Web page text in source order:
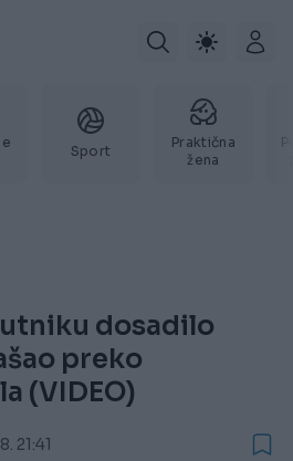
Sport
Praktična
žena
dosadilo
preko
(VIDEO)
21:41